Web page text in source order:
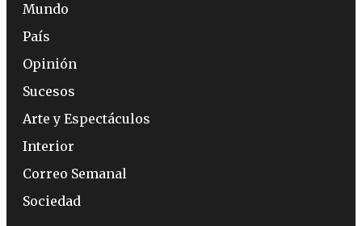
Mundo
País
Opinión
Sucesos
Arte y Espectáculos
Interior
Correo Semanal
Sociedad